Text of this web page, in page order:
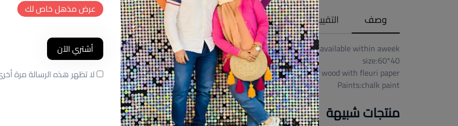
وصف التقييمات (0)
available within aweek
size:60*40
mdf wood with fleuri paper
Paints:chalk paint
منتجات شبيهة
عرض مذهل خاص لك
أشتري الآن
لا تظهر هذه الرسالة مرة